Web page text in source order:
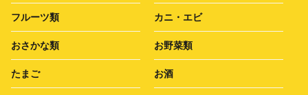
フルーツ類 カニ・エビ
おさかな類 お野菜類
たまご お酒